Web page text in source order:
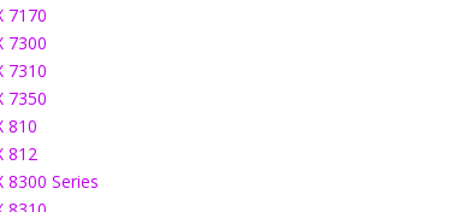
7170
7300
7310
7350
810
812
8300 Series